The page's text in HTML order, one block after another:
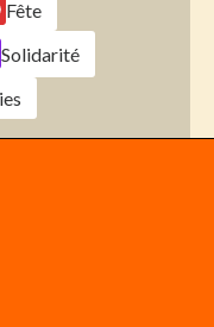
Fête
Solidarité